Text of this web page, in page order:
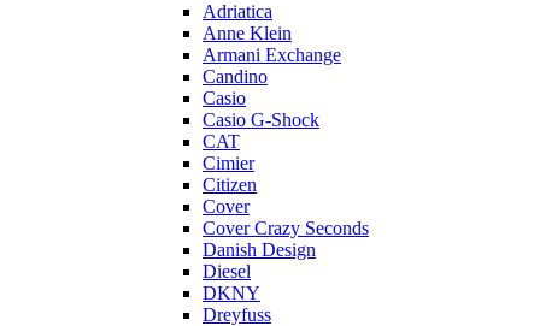
Adriatica
Anne Klein
Armani Exchange
Candino
Casio
Casio G-Shock
CAT
Cimier
Citizen
Cover
Cover Crazy Seconds
Danish Design
Diesel
DKNY
Dreyfuss